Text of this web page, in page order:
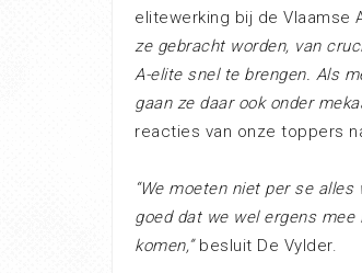
elitewerking bij de Vlaamse
ze gebracht worden, van
A-elite snel te brengen. Als
gaan ze daar ook onder
reacties van onze toppers
“We moeten niet per se
goed dat we wel ergens
komen,”besluit De Vylder.